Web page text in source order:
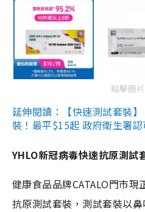
點擊圖
延伸閱讀：【快速測試套裝
裝！最平$15起 政府衛生署
YHLO新冠病毒快速抗原測試
健康食品品牌CATALO門市
抗原測試套裝，測試套裝以